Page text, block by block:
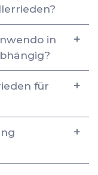
in
für